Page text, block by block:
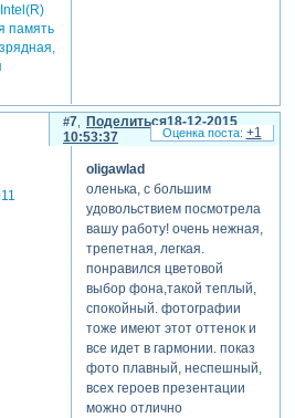
память
Поделиться
7
18-12-2015
10:53:37
oligawlad
оленька, с большим
удовольствием посмотрела
вашу работу! очень нежная,
трепетная, легкая.
понравился цветовой
выбор фона,такой теплый,
спокойный. фотографии
тоже имеют этот оттенок и
все идет в гармонии. показ
фото плавный, неспешный,
всех героев презентации
можно отлично
+1